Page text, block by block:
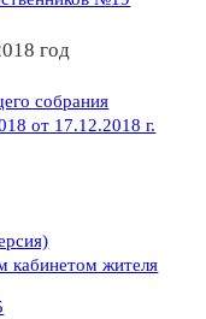
год
собрания
от 17.12.2018 г.
кабинетом жителя